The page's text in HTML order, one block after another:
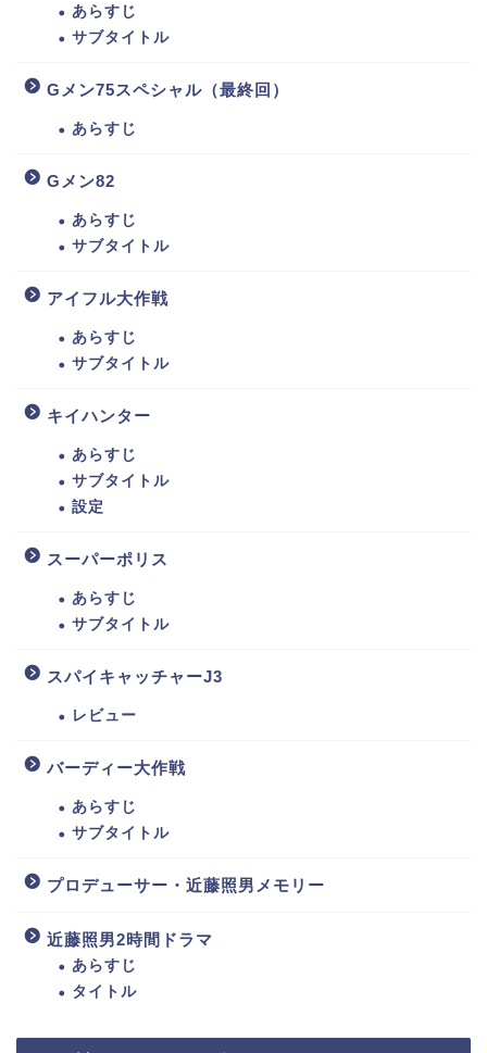
あらすじ
サブタイトル
Gメン75スペシャル（最終回）
あらすじ
Gメン82
あらすじ
サブタイトル
アイフル大作戦
あらすじ
サブタイトル
キイハンター
あらすじ
サブタイトル
設定
スーパーポリス
あらすじ
サブタイトル
スパイキャッチャーJ3
レビュー
バーディー大作戦
あらすじ
サブタイトル
プロデューサー・近藤照男メモリー
近藤照男2時間ドラマ
あらすじ
タイトル